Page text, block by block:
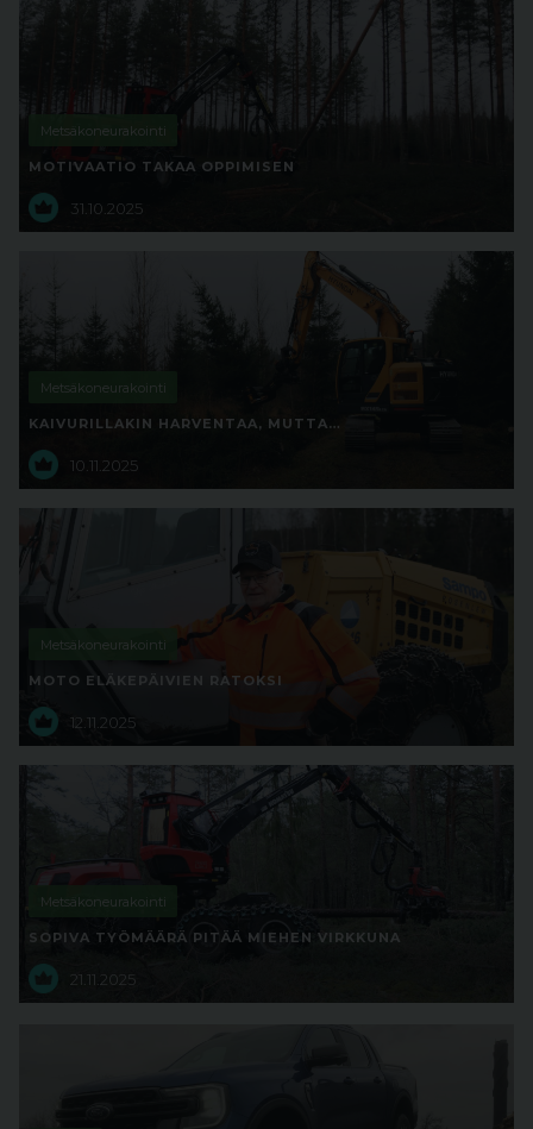
Metsäkoneurakointi
MOTIVAATIO TAKAA OPPIMISEN
31.10.2025
Metsäkoneurakointi
KAIVURILLAKIN HARVENTAA, MUTTA…
10.11.2025
Metsäkoneurakointi
MOTO ELÄKEPÄIVIEN RATOKSI
12.11.2025
Metsäkoneurakointi
SOPIVA TYÖMÄÄRÄ PITÄÄ MIEHEN VIRKKUNA
21.11.2025